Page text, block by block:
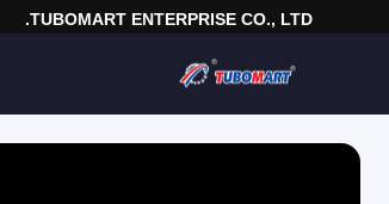
TUBOMART ENTERPRISE CO., LTD.